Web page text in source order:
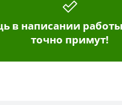
в написании
точно примут!